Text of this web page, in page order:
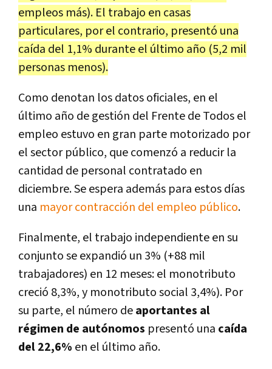
empleos más). El trabajo en casas
particulares, por el contrario, presentó una
caída del 1,1% durante el último año (5,2 mil
personas menos).
Como denotan los datos oficiales, en el
último año de gestión del Frente de Todos el
empleo estuvo en gran parte motorizado por
el sector público, que comenzó a reducir la
cantidad de personal contratado en
diciembre. Se espera además para estos días
una mayor contracción del empleo público.
Finalmente, el trabajo independiente en su
conjunto se expandió un 3% (+88 mil
trabajadores) en 12 meses: el monotributo
creció 8,3%, y monotributo social 3,4%). Por
su parte, el número deaportantes al
régimen de autónomos presentó una caída
del 22,6% en el último año.